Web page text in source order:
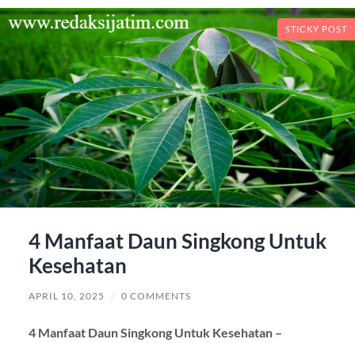
STICKY POST
4 Manfaat Daun Singkong Untuk
Kesehatan
APRIL 10, 2025 / 0 COMMENTS
4 Manfaat Daun Singkong Untuk Kesehatan –